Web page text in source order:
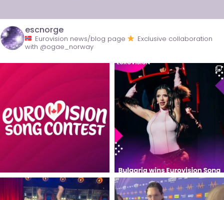
escnorge
Eurovision news/blog page
Exclusive collaboration
with @ogae_norway